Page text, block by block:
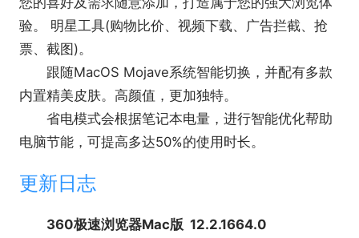
验。 明星工具(购物比价、视频下载、广告拦截、抢
票、截图)。
跟随MacOS Mojave系统智能切换，并配有多款
内置精美皮肤。高颜值，更加独特。
省电模式会根据笔记本电量，进行智能优化帮助
电脑节能，可提高多达50%的使用时长。
更新日志
360极速浏览器Mac版 12.2.1664.0